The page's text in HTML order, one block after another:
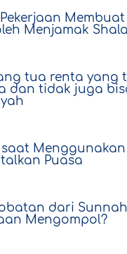
Membuat
Menjamak
tua renta yang
dan tidak juga
Menggunakan
Puasa
dari
Mengompol?